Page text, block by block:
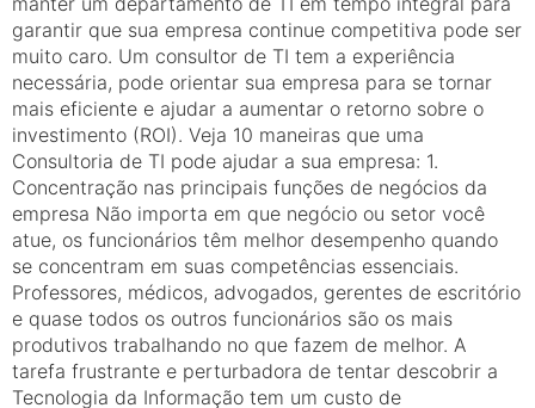
garantir que sua empresa continue competitiva pode ser
muito caro. Um consultor de TI tem a experiência
necessária, pode orientar sua empresa para se tornar
mais eficiente e ajudar a aumentar o retorno sobre o
investimento (ROI). Veja 10 maneiras que uma
Consultoria de TI pode ajudar a sua empresa: 1.
Concentração nas principais funções de negócios da
empresa Não importa em que negócio ou setor você
atue, os funcionários têm melhor desempenho quando
se concentram em suas competências essenciais.
Professores, médicos, advogados, gerentes de escritório
e quase todos os outros funcionários são os mais
produtivos trabalhando no que fazem de melhor. A
tarefa frustrante e perturbadora de tentar descobrir a
Tecnologia da Informação tem um custo de